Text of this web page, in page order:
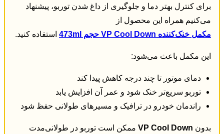
برای کنترل بهتر دما و جلوگیری از داغ شدن توربو، پیشنهاد
می‌کنیم همراه این محصول از
مکمل خنک‌کننده VP Cool Down حجم 473ml
استفاده کنید.
این مکمل باعث می‌شود:
دمای موتور تا چند درجه کاهش پیدا کند
توربو سریع‌تر خنک شود و عمر آن افزایش یابد
راندمان خودرو در ترافیک و مسیرهای طولانی حفظ شود
بدون VP Cool Down ممکن است توربو در طولانی‌مدت